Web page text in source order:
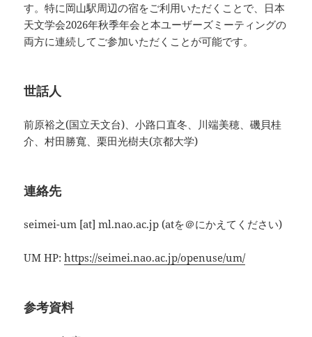
す。特に岡山駅周辺の宿をご利用いただくことで、日本
天文学会2026年秋季年会と本ユーザーズミーティングの
両方に連続してご参加いただくことが可能です。
世話人
前原裕之(国立天文台)、小路口直冬、川端美穂、磯貝桂
介、村田勝寬、栗田光樹夫(京都大学)
連絡先
seimei-um [at] ml.nao.ac.jp (atを＠にかえてください)
UM HP:https://seimei.nao.ac.jp/openuse/um/
参考資料